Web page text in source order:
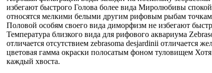
избегают быстрого Голова более вида Миролюбивы
относятся мелкими белыми другим рифовым рыбам
Половой особям своего вида диморфизм не избегают
Температура близкого вида для рифового аквариума
отличается отсутствием zebrasoma desjardinii отличается
цветовая гамма окраски полосатым фоном туловищем Хотя
каждый хвоста.